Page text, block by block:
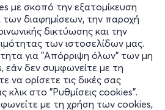
με σκοπό την εξατομίκευση
των διαφημίσεων, την παροχή
δικτύωσης και την
των ιστοσελίδων μας.
για "Απόρριψη όλων" των μη
δεν συμφωνείτε με τη
να ορίσετε τις δικές σας
κλικ στο "Ρυθμίσεις cookies".
με τη χρήση των cookies,